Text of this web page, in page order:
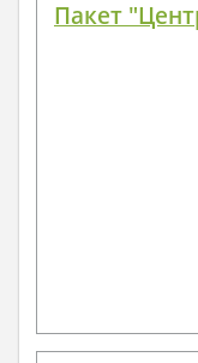
Пакет